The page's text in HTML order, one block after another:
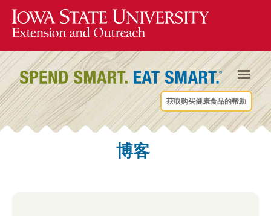
获取购买健康食品的帮助
博客